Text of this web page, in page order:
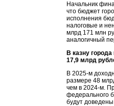
Начальник
что бюджет
исполнения
налоговые и
млрд 171 млн
аналогичный
В казну
17,9 млрд
В 2025-м
размере 48
чем в 2024-м.
федерального
будут